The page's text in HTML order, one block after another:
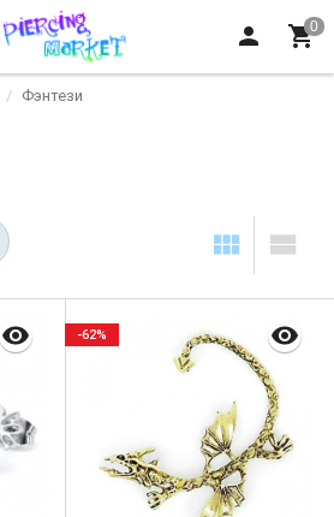
Фэнтези
-62%